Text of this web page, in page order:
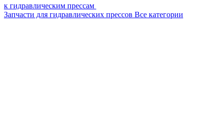
к гидравлическим прессам
Запчасти для гидравлических прессов Все категории